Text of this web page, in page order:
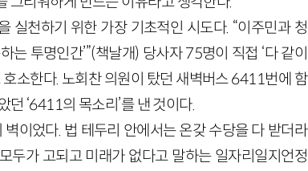
실천하기 위한 가장 기초적인 시도다. “이주민과 청
투명인간’”(책날개) 당사자 75명이 직접 ‘다 같이
호소한다. 노회찬 의원이 탔던 새벽버스 6411번에 함
‘6411의 목소리’를 낸 것이다.
이었다. 법 테두리 안에서는 온갖 수당을 다 받더라
두가 고되고 미래가 없다고 말하는 일자리일지언정